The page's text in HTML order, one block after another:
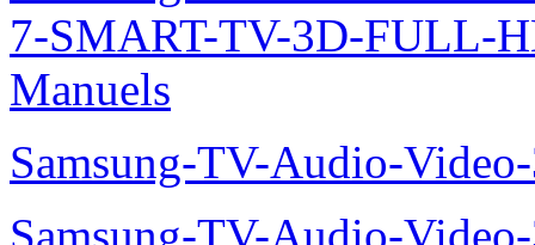
7-SMART-TV-3D-FULL-
Manuels
Samsung-TV-Audio-